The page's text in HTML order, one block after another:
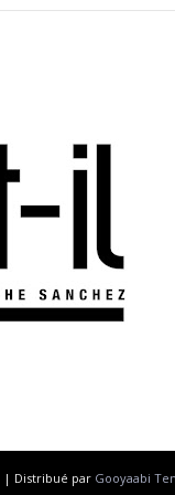
| Distribué par Gooyaabi